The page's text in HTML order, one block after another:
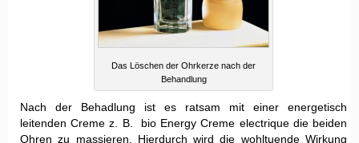
Das Löschen der Ohrkerze nach der
Behandlung
Nach der Behadlung ist es ratsam mit einer energetisch
leitenden Creme z. B. bio Energy Creme electrique die beiden
Ohren zu massieren. Hierdurch wird die wohltuende Wirkung